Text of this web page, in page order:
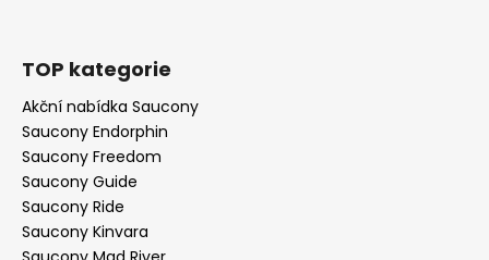
TOP kategorie
Akční nabídka Saucony
Saucony Endorphin
Saucony Freedom
Saucony Guide
Saucony Ride
Saucony Kinvara